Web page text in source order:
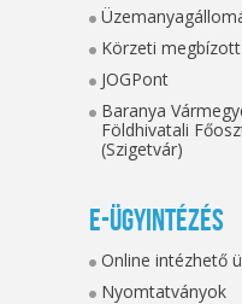
Körzeti megbízott
JOGPont
Baranya
Földhivatali
(Szigetvár)
E-ügyintézés
Online intézhető
Nyomtatványok